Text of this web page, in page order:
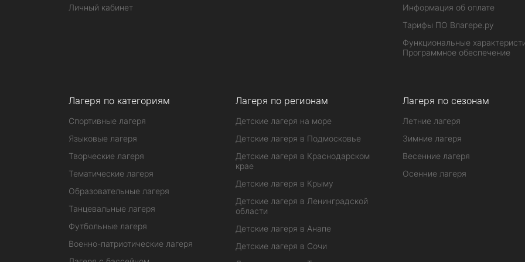
Личный кабинет
Информация об оплате
Тарифы ПО Влагере.ру
Функциональные
Программное обеспечение
Лагеря по категориям
Спортивные лагеря
Языковые лагеря
Творческие лагеря
Тематические лагеря
Образовательные лагеря
Танцевальные лагеря
Футбольные лагеря
Военно-патриотические лагеря
Лагеря по регионам
Детские лагеря на море
Детские лагеря в Подмосковье
Детские лагеря в Краснодарском
крае
Детские лагеря в Крыму
Детские лагеря в Ленинградской
области
Детские лагеря в Анапе
Детские лагеря в Сочи
Лагеря по сезонам
Летние лагеря
Зимние лагеря
Весенние лагеря
Осенние лагеря